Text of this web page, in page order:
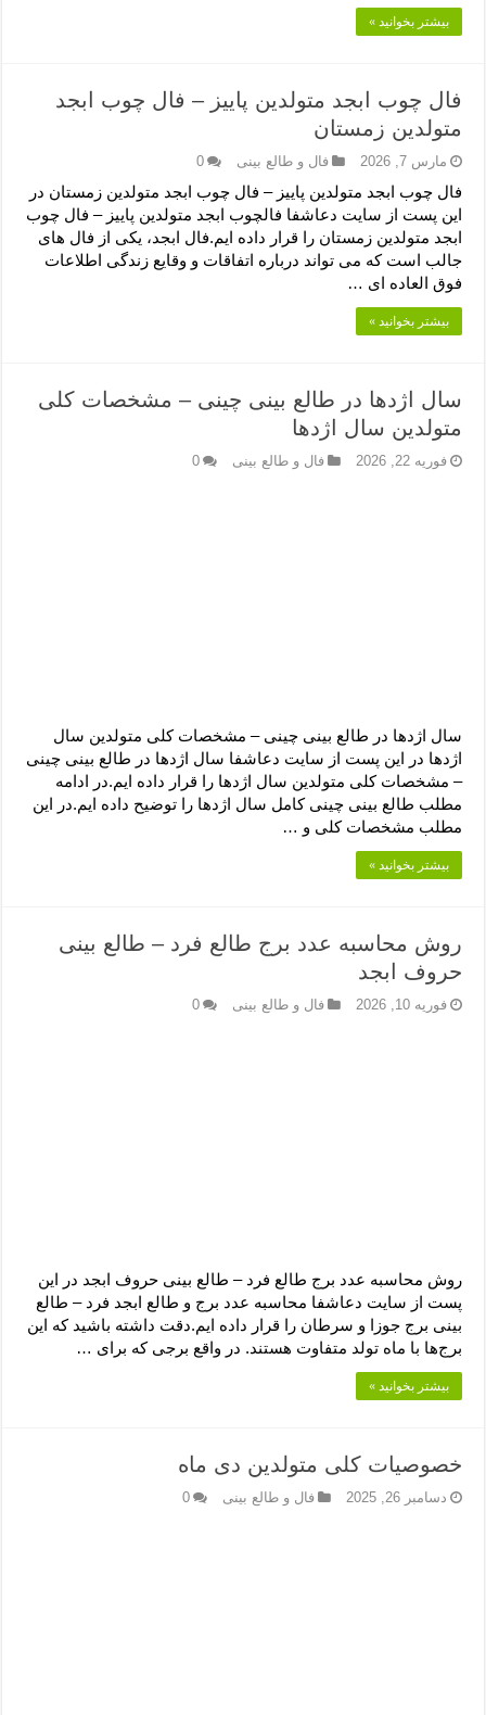
بیشتر بخوانید »
فال چوب ابجد متولدین پاییز – فال چوب ابجد
متولدین زمستان
مارس 7, 2026 فال و طالع بینی 0
فال چوب ابجد متولدین پاییز – فال چوب ابجد متولدین زمستان در
این پست از سایت دعاشفا فالچوب ابجد متولدین پاییز – فال چوب
ابجد متولدین زمستان را قرار داده ایم.فال ابجد، یکی از فال های
جالب است که می تواند درباره اتفاقات و وقایع زندگی اطلاعات
فوق العاده ای …
بیشتر بخوانید »
سال اژدها در طالع بینی چینی – مشخصات کلی
متولدین سال اژدها
فوریه 22, 2026 فال و طالع بینی 0
سال اژدها در طالع بینی چینی – مشخصات کلی متولدین سال
اژدها در این پست از سایت دعاشفا سال اژدها در طالع بینی چینی
– مشخصات کلی متولدین سال اژدها را قرار داده ایم.در ادامه
مطلب طالع بینی چینی کامل سال اژدها را توضیح داده ایم.در این
مطلب مشخصات کلی و …
بیشتر بخوانید »
روش محاسبه عدد برج طالع فرد – طالع بینی
حروف ابجد
فوریه 10, 2026 فال و طالع بینی 0
روش محاسبه عدد برج طالع فرد – طالع بینی حروف ابجد در این
پست از سایت دعاشفا محاسبه عدد برج و طالع ابجد فرد – طالع
بینی برج جوزا و سرطان را قرار داده ایم.دقت داشته باشید که این
برج‌ها با ماه تولد متفاوت هستند. در واقع برجی که برای …
بیشتر بخوانید »
خصوصیات کلی متولدین دی ماه
دسامبر 26, 2025 فال و طالع بینی 0